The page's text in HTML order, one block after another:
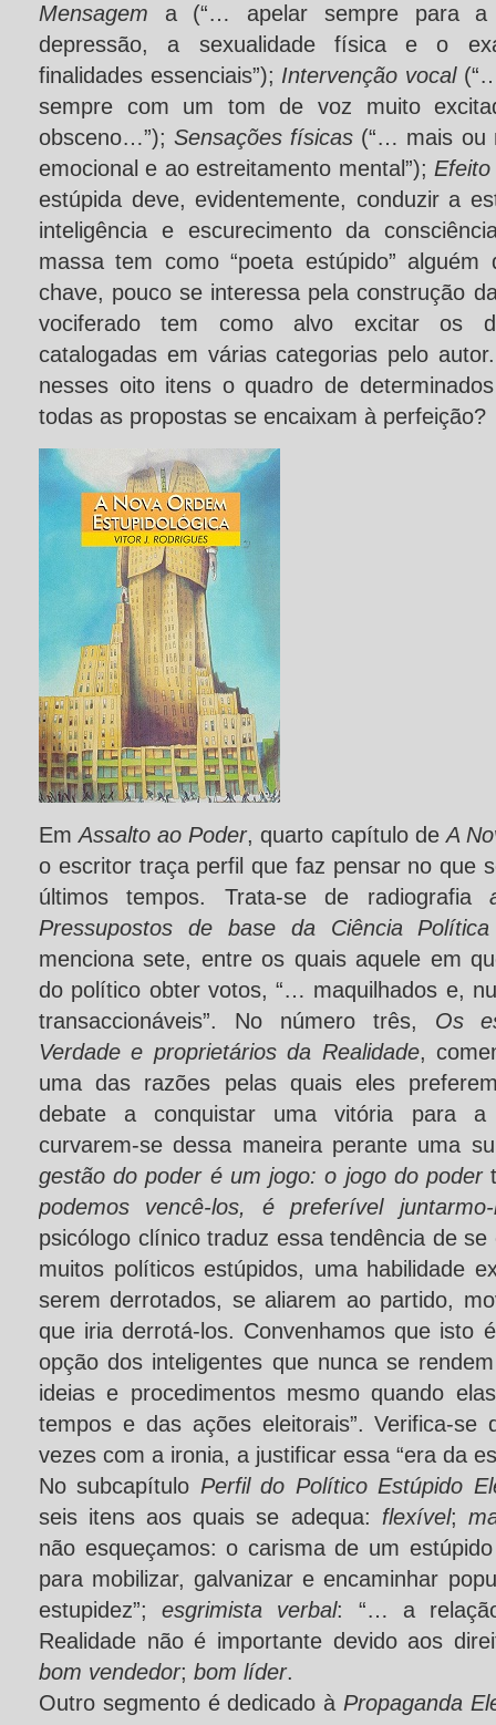
Mensagem a (“… apelar sempre para a
depressão, a sexualidade física e o
finalidades essenciais”); Intervenção vocal
sempre com um tom de voz muito
obsceno…”);Sensações físicas (“… mais ou
emocional e ao estreitamento mental”);
estúpida deve, evidentemente, conduzir a
inteligência e escurecimento da
massa tem como “poeta estúpido”
chave, pouco se interessa pela construção
vociferado tem como alvo excitar os
catalogadas em várias categorias pelo
nesses oito itens o quadro de
todas as propostas se encaixam à perfeição?
EmAssalto ao Poder, quarto capítulo de A
o escritor traça perfil que faz pensar no que
últimos tempos. Trata-se de radiografia
Pressupostos de base da Ciência Política
menciona sete, entre os quais aquele em
do político obter votos, “… maquilhados e,
transaccionáveis”. No número três, Os
Verdade e proprietários da Realidade,
uma das razões pelas quais eles
debate a conquistar uma vitória para a
curvarem-se dessa maneira perante uma
gestão do poder é um jogo: o jogo do poder
podemos vencê-los, é preferível
psicólogo clínico traduz essa tendência de
muitos políticos estúpidos, uma habilidade
serem derrotados, se aliarem ao partido,
que iria derrotá-los. Convenhamos que isto
opção dos inteligentes que nunca se
ideias e procedimentos mesmo quando
tempos e das ações eleitorais”. Verifica-
vezes com a ironia, a justificar essa “era da
No subcapítulo Perfil do Político Estúpido
seis itens aos quais se adequa: flexível;
não esqueçamos: o carisma de um
para mobilizar, galvanizar e encaminhar
estupidez”;esgrimista verbal: “… a
Realidade não é importante devido aos
bom vendedor; bom líder.
Outro segmento é dedicado à Propaganda